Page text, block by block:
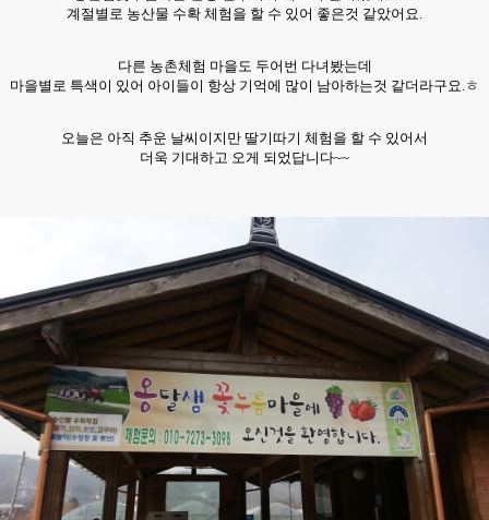
계절별로 농산물 수확 체험을 할 수 있어 좋은것 같았어요.
다른 농촌체험 마을도 두어번 다녀봤는데
마을별로 특색이 있어 아이들이 항상 기억에 많이 남아하는것 같더라구요.ㅎ
오늘은 아직 추운 날씨이지만 딸기따기 체험을 할 수 있어서
더욱 기대하고 오게 되었답니다~~